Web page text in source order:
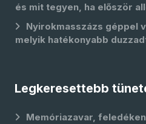
és mit tegyen, ha először
Nyirokmasszázs géppel
melyik hatékonyabb
Legkeresettebb
Memóriazavar,